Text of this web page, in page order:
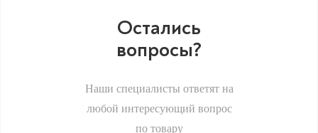
Остались
вопросы?
Наши специалисты ответят на
любой интересующий вопрос
по товару